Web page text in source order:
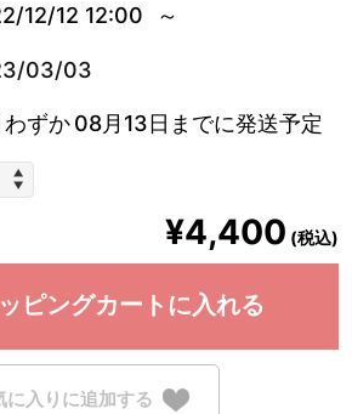
12/12 12:00
03/03
ずか 08月13日までに発送予定
¥4,400 (税込)
ピングカートに入れる
に入りに追加する